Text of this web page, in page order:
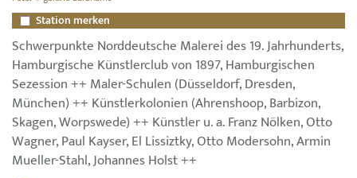
Station merken
Schwerpunkte Norddeutsche Malerei des 19. Jahrhunderts,
Hamburgische Künstlerclub von 1897, Hamburgischen
Sezession ++ Maler-Schulen (Düsseldorf, Dresden,
München) ++ Künstlerkolonien (Ahrenshoop, Barbizon,
Skagen, Worpswede) ++ Künstler u. a. Franz Nölken, Otto
Wagner, Paul Kayser, El Lissiztky, Otto Modersohn, Armin
Mueller-Stahl, Johannes Holst ++